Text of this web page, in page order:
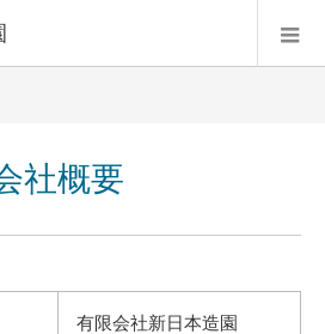
社概要
有限会社新日本造園